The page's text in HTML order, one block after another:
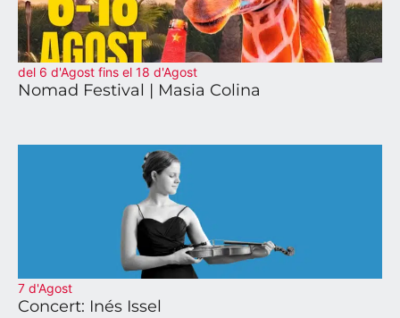
del 6 d'Agost fins el 18 d'Agost
Nomad Festival | Masia Colina
7 d'Agost
Concert: Inés Issel